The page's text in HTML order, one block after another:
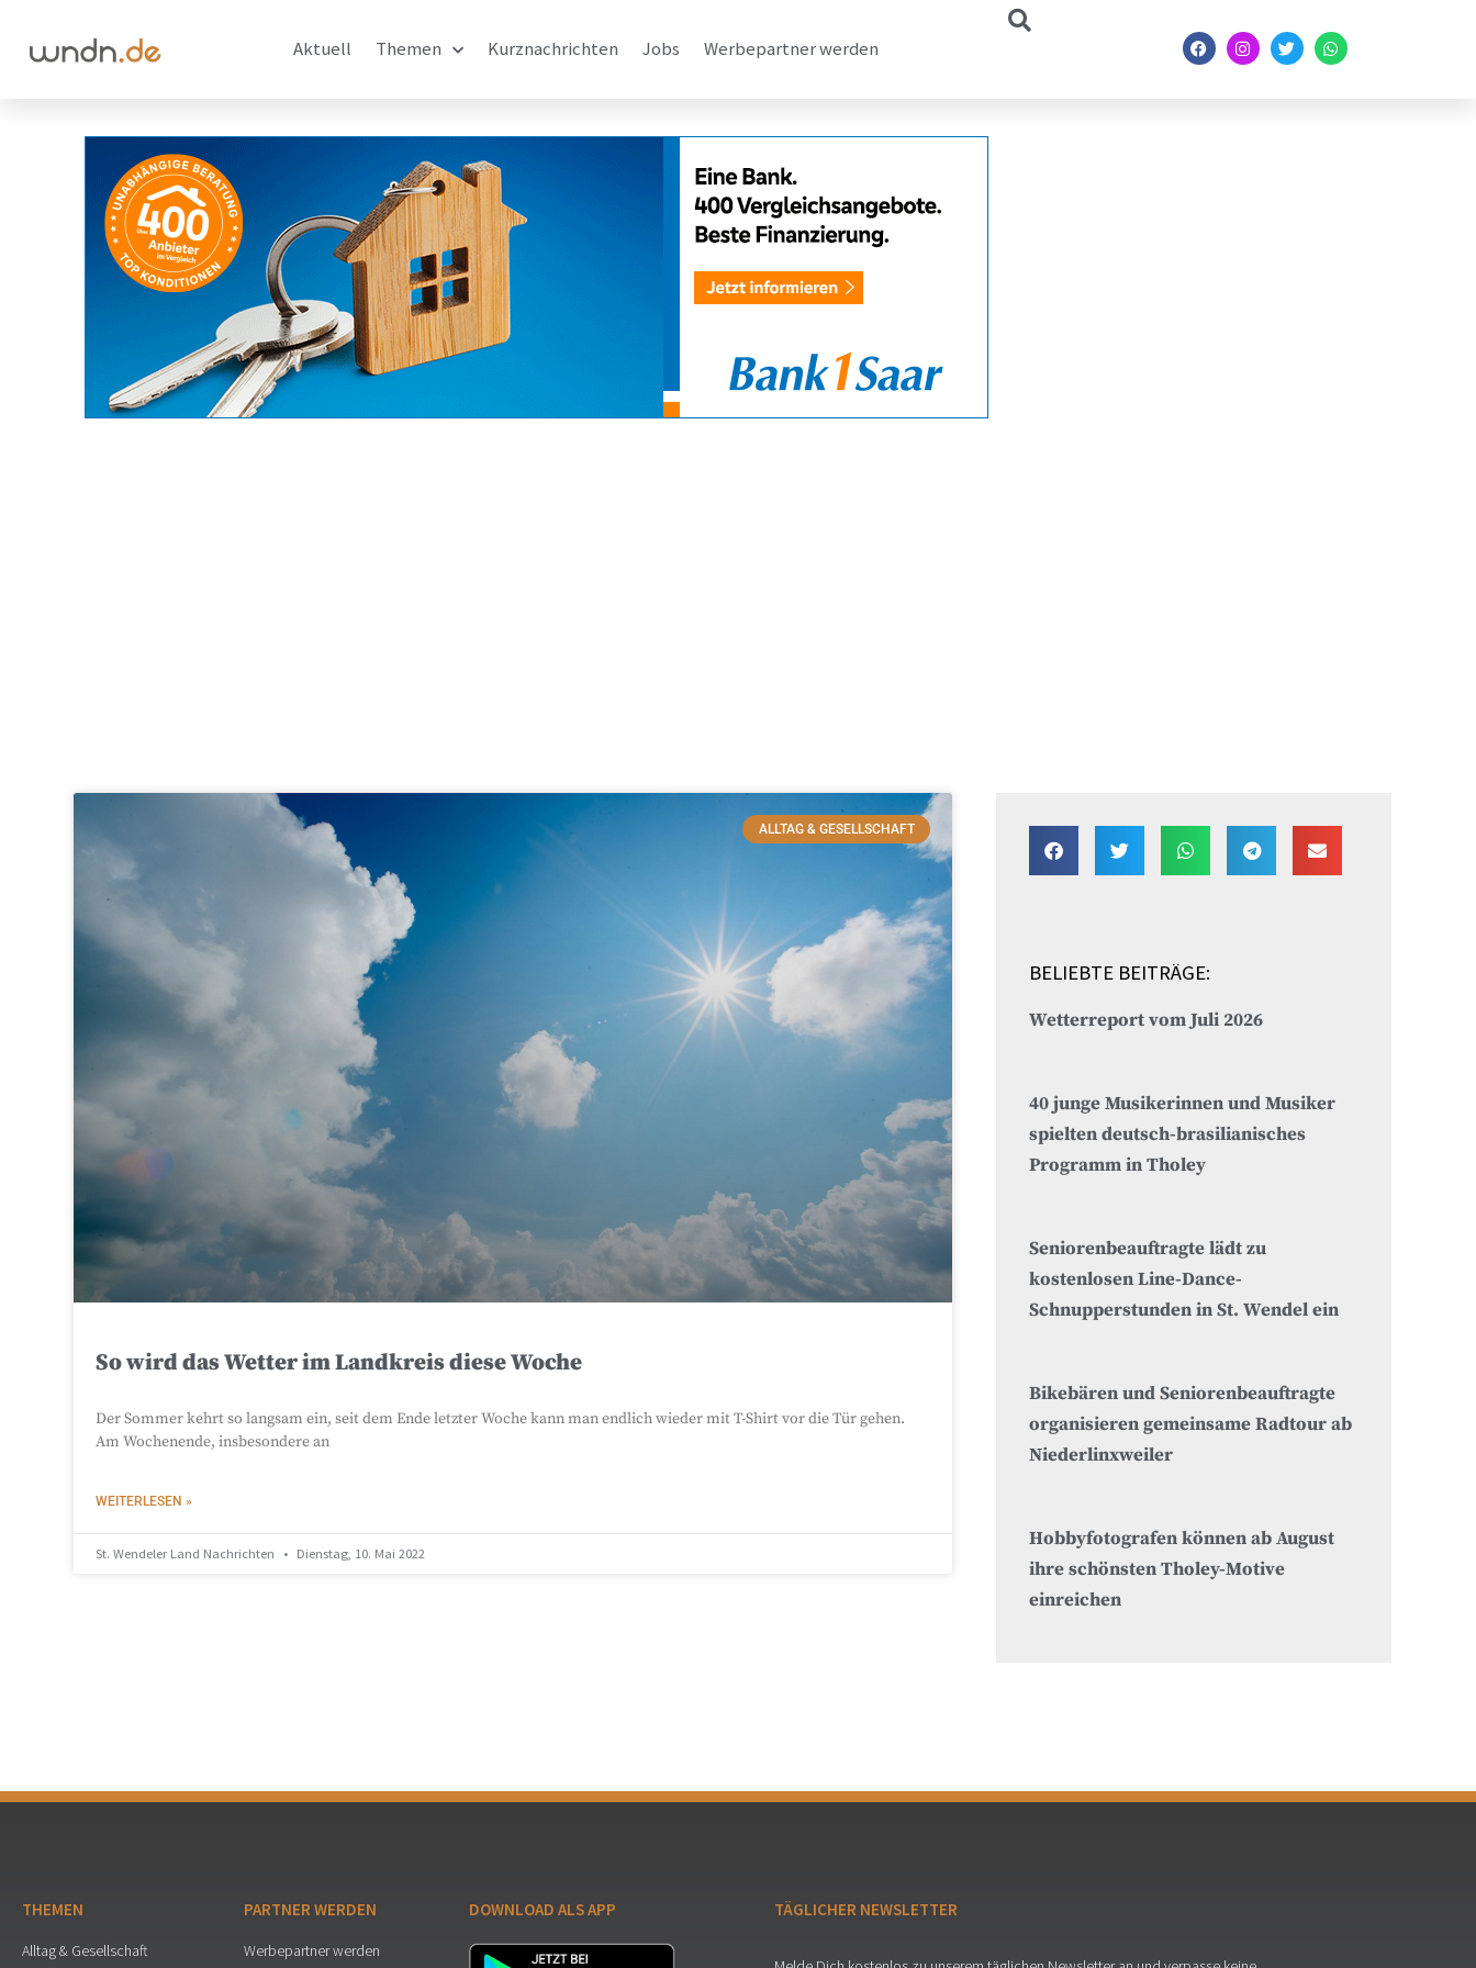
Aktuell Themen Kurznachrichten Jobs Werbepartner werden
ALLTAG & GESELLSCHAFT
So wird das Wetter im Landkreis diese Woche
Der Sommer kehrt so langsam ein, seit dem Ende letzter Woche kann man endlich wieder mit T-Shirt vor die Tür gehen.
Am Wochenende, insbesondere an
WEITERLESEN »
St. Wendeler Land Nachrichten Dienstag, 10. Mai 2022
BELIEBTE BEITRÄGE:
Wetterreport vom Juli 2026
40 junge Musikerinnen und Musiker
spielten deutsch-brasilianisches
Programm in Tholey
Seniorenbeauftragte lädt zu
kostenlosen Line-Dance-
Schnupperstunden in St. Wendel ein
Bikebären und Seniorenbeauftragte
organisieren gemeinsame Radtour ab
Niederlinxweiler
Hobbyfotografen können ab August
ihre schönsten Tholey-Motive
einreichen
THEMEN
Alltag & Gesellschaft
PARTNER WERDEN
Werbepartner werden
DOWNLOAD ALS APP TÄGLICHER NEWSLETTER